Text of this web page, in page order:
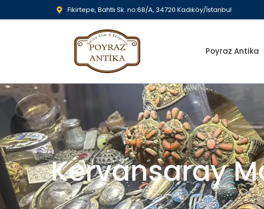
Fikirtepe, Bahtlı Sk. no:68/A, 34720 Kadıköy/İstanbul
Poyraz Antika
Kervansaray